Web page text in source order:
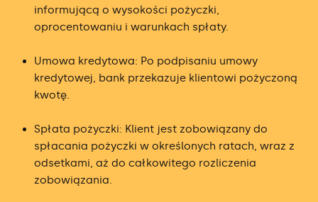
informującą o wysokości pożyczki,
oprocentowaniu i warunkach spłaty.
Umowa kredytowa: Po podpisaniu umowy
kredytowej, bank przekazuje klientowi pożyczoną
kwotę.
Spłata pożyczki: Klient jest zobowiązany do
spłacania pożyczki w określonych ratach, wraz z
odsetkami, aż do całkowitego rozliczenia
zobowiązania.